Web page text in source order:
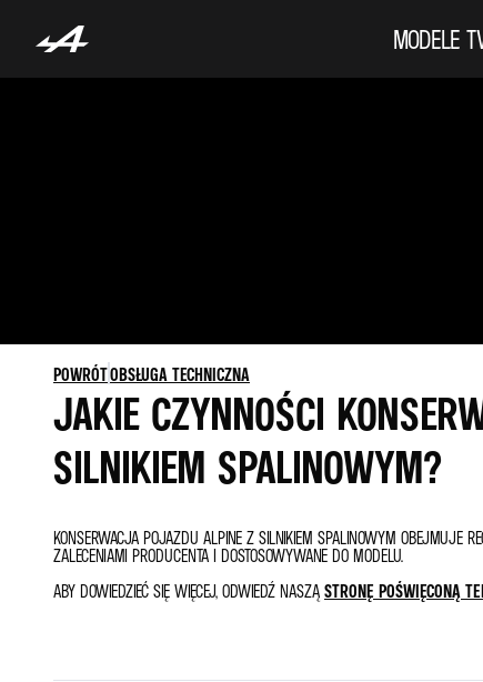
MODELE
POWRÓTOBSŁUGA TECHNICZNA
JAKIE CZYNNOŚCI
SILNIKIEM SPALINOWYM?
KONSERWACJA POJAZDU ALPINE Z SILNIKIEM SPALINOWYM OBEJMUJE
ZALECENIAMI PRODUCENTA I DOSTOSOWYWANE DO MODELU.
ABY DOWIEDZIEĆ SIĘ WIĘCEJ, ODWIEDŹ NASZĄ STRONĘ POŚWIĘCONĄ